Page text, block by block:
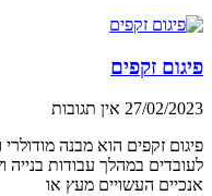
פיגום זקפים
27/02/2023 אין תגובות
פיגום זקפים הוא מבנה
אנכיים העשויים מעץ או